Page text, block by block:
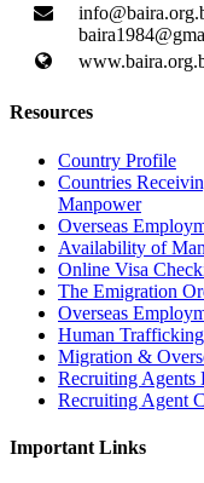
Resources
Country Profile
Countries
Manpower
Overseas
Availability of
Online Visa
The Emigration
Overseas
Human
Migration &
Recruiting Agents
Recruiting Agent
Important Links